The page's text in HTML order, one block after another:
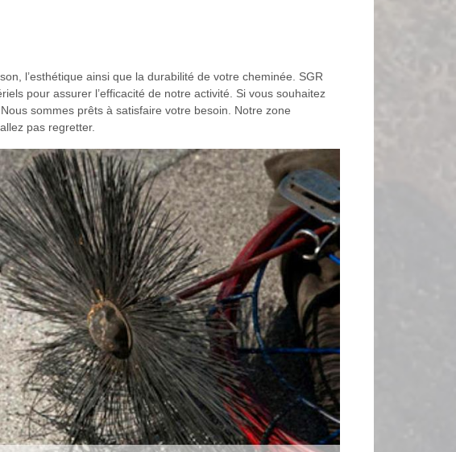
l’esthétique ainsi que la durabilité de votre cheminée. SGR
pour assurer l’efficacité de notre activité. Si vous souhaitez
sommes prêts à satisfaire votre besoin. Notre zone
pas regretter.